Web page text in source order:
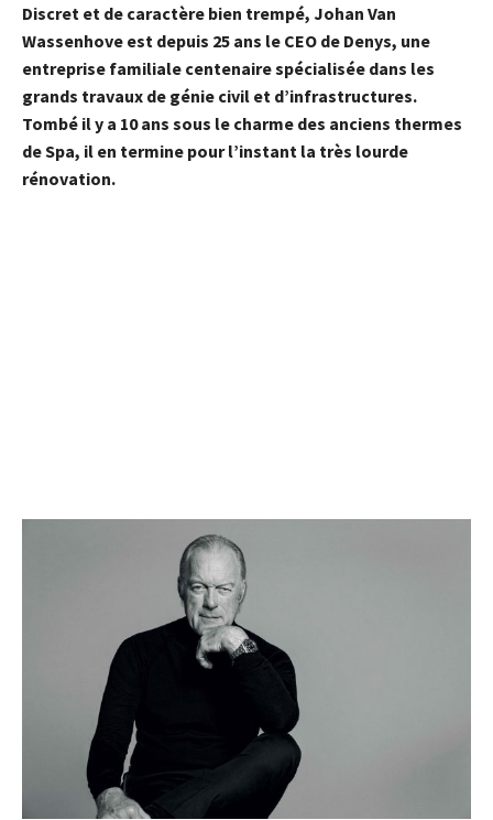
Discret et de caractère bien trempé, Johan Van
Wassenhove est depuis 25 ans le CEO de Denys, une
entreprise familiale centenaire spécialisée dans les
grands travaux de génie civil et d’infrastructures.
Tombé il y a 10 ans sous le charme des anciens thermes
de Spa, il en termine pour l’instant la très lourde
rénovation.